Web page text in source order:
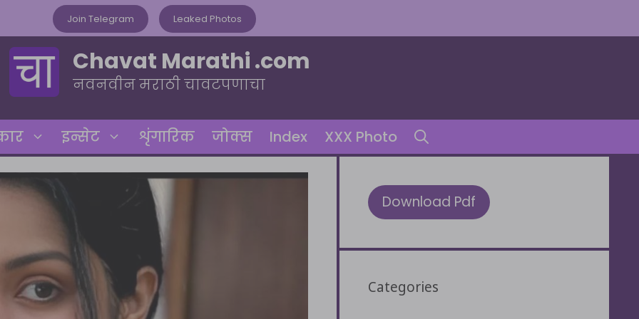
Join Telegram Leaked Photos
Chavat Marathi .com
नवनवीन मराठी चावटपणाचा
इन्सेट शृंगारिक जोक्स Index XXX Photo
Download Pdf
Categories